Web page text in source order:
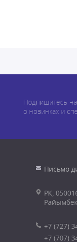
Подпишитесь
о новинках и
Письмо
РК,
+7 (727)
+7 (707)